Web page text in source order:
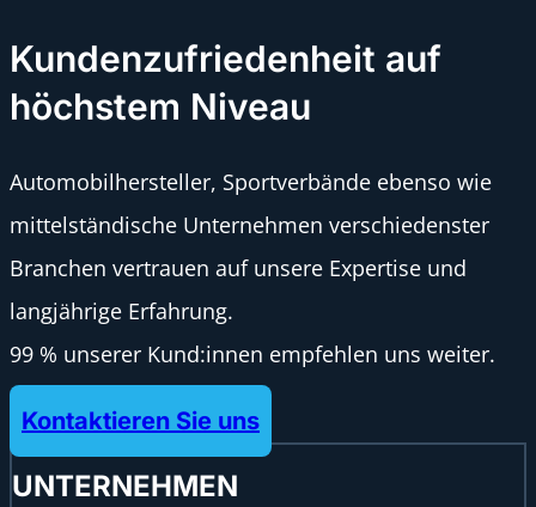
Kundenzufriedenheit auf
höchstem Niveau
Automobilhersteller, Sportverbände ebenso wie
mittelständische Unternehmen verschiedenster
Branchen vertrauen auf unsere Expertise und
langjährige Erfahrung.
99 % unserer Kund:innen empfehlen uns weiter.
Kontaktieren Sie uns
UNTERNEHMEN